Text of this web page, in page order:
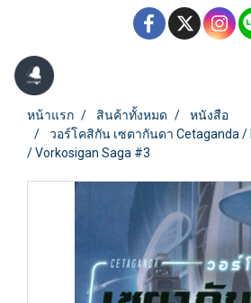
หน้าแรก สินค้าทั้งหมด
หนังสือ
วอร์โคสิกัน เซตากันดา Cetaganda /
/ Vorkosigan Saga #3